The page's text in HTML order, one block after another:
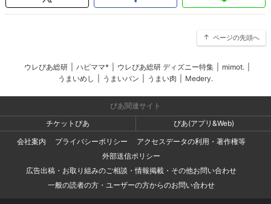
ページの先頭へ
ウレぴあ総研 ハピママ* ウレぴあ総研 ディズニー特集 mimot.
うまいめし
うまいパン うまい肉 Medery.
ぴあ関連サイト
チケットぴあ
ぴあ(アプリ&Web)
会社案内
プライバシーポリシー
アクセスデータの利用・著作権等
外部送信ポリシー
広告出稿・お取り組みのご相談・情報掲載・その他お問い合わせ
一般の読者の方・ユーザーの方からのお問い合わせ